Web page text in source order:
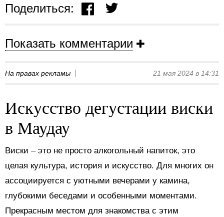
Поделиться:
Показать комментарии
На правах рекламы 21 мая 2024 в 14:31
Искусство дегустации виски
в Маудау
Виски – это не просто алкогольный напиток, это
целая культура, история и искусство. Для многих он
ассоциируется с уютными вечерами у камина,
глубокими беседами и особенными моментами.
Прекрасным местом для знакомства с этим